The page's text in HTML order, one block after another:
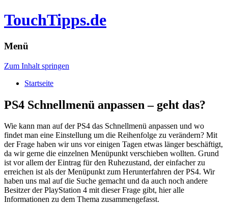
TouchTipps.de
Menü
Zum Inhalt springen
Startseite
PS4 Schnellmenü anpassen – geht das?
Wie kann man auf der PS4 das Schnellmenü anpassen und wo
findet man eine Einstellung um die Reihenfolge zu verändern? Mit
der Frage haben wir uns vor einigen Tagen etwas länger beschäftigt,
da wir gerne die einzelnen Menüpunkt verschieben wollten. Grund
ist vor allem der Eintrag für den Ruhezustand, der einfacher zu
erreichen ist als der Menüpunkt zum Herunterfahren der PS4. Wir
haben uns mal auf die Suche gemacht und da auch noch andere
Besitzer der PlayStation 4 mit dieser Frage gibt, hier alle
Informationen zu dem Thema zusammengefasst.